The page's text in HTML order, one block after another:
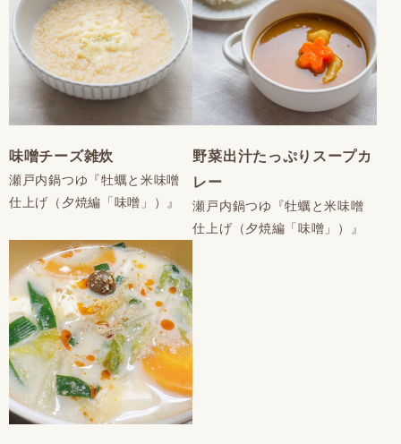
味噌チーズ雑炊
瀬戸内鍋つゆ『牡蠣と米味噌
仕上げ（夕焼編「味噌」）』
野菜出汁たっぷりスープカ
レー
瀬戸内鍋つゆ『牡蠣と米味噌
仕上げ（夕焼編「味噌」）』